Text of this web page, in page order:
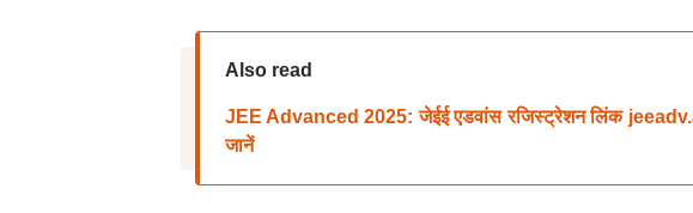
Also read
JEE Advanced 2025: जेईई एडवांस रजिस्ट्रेशन लिंक
जानें